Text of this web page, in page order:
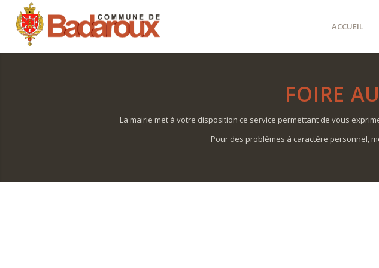
ACCUEIL
FOIRE
La mairie met à votre disposition ce service permettant de vous
Pour des problèmes à caractère personnel,